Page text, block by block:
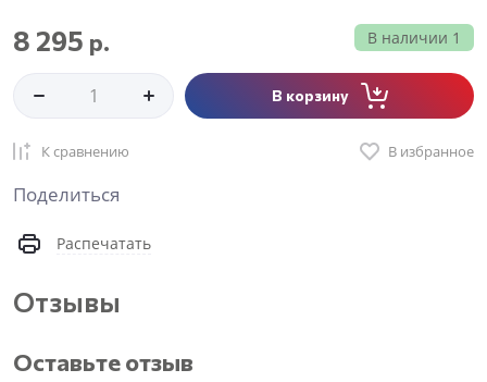
В наличии 1
8 295 р.
В корзину
К сравнению В избранное
Поделиться
Распечатать
Отзывы
Оставьте отзыв